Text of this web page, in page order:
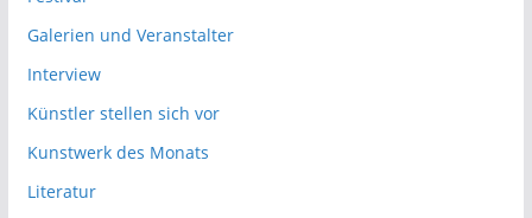
Galerien und Veranstalter
Interview
Künstler stellen sich vor
Kunstwerk des Monats
Literatur